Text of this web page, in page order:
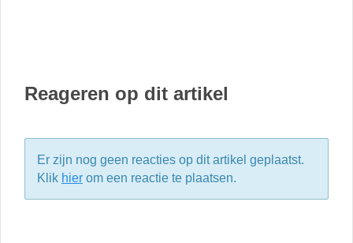
Reageren op dit artikel
Er zijn nog geen reacties op dit artikel geplaatst.
Klik hier om een reactie te plaatsen.